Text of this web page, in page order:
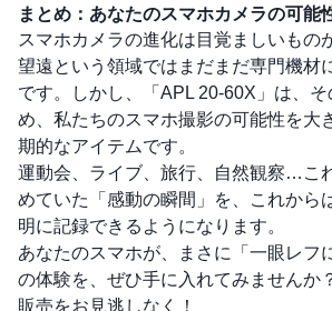
まとめ：あなたのスマホカメラの可能
スマホカメラの進化は目覚ましいもの
望遠という領域ではまだまだ専門機材
です。しかし、「APL 20-60X」は、
め、私たちのスマホ撮影の可能性を大
期的なアイテムです。
運動会、ライブ、旅行、自然観察…こ
めていた「感動の瞬間」を、これから
明に記録できるようになります。
あなたのスマホが、まさに「一眼レフ
の体験を、ぜひ手に入れてみませんか
販売をお見逃しなく！